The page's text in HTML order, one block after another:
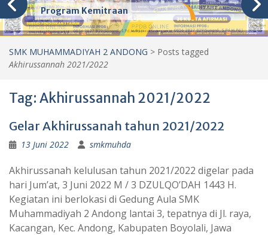
Program Kemitraan
SMK MUHAMMADIYAH 2 ANDONG > Posts tagged
Akhirussannah 2021/2022
Tag: Akhirussannah 2021/2022
Gelar Akhirussanah tahun 2021/2022
13 Juni 2022 smkmuhda
Akhirussanah kelulusan tahun 2021/2022 digelar pada
hari Jum’at, 3 Juni 2022 M / 3 DZULQO’DAH 1443 H.
Kegiatan ini berlokasi di Gedung Aula SMK
Muhammadiyah 2 Andong lantai 3, tepatnya di Jl. raya,
Kacangan, Kec. Andong, Kabupaten Boyolali, Jawa